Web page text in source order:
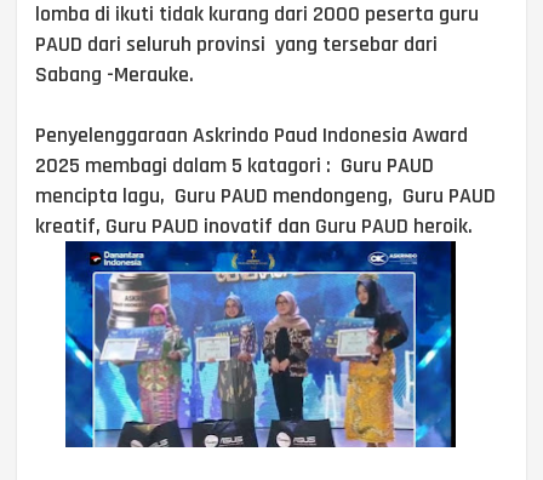
lomba di ikuti tidak kurang dari 2000 peserta guru
PAUD dari seluruh provinsi yang tersebar dari
Sabang -Merauke.
Penyelenggaraan Askrindo Paud Indonesia Award
2025 membagi dalam 5 katagori : Guru PAUD
mencipta lagu, Guru PAUD mendongeng, Guru PAUD
kreatif, Guru PAUD inovatif dan Guru PAUD heroik.